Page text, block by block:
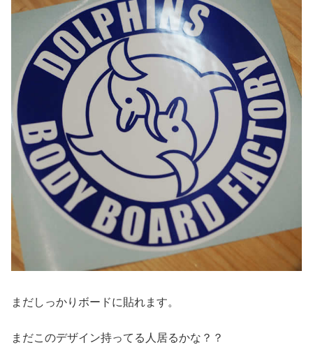
まだしっかりボードに貼れます。
まだこのデザイン持ってる人居るかな？？